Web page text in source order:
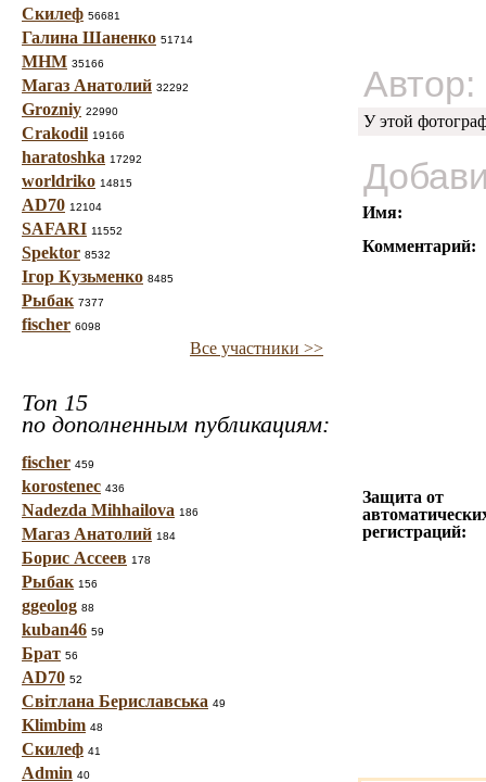
Скилеф 56681
Галина Шаненко 51714
МНМ 35166
Магаз Анатолий 32292
Grozniy 22990
Crakodil 19166
haratoshka 17292
worldriko 14815
AD70 12104
SAFARI 11552
Spektor 8532
Ігор Кузьменко 8485
Рыбак 7377
fischer 6098
Все участники >>
Топ 15
по дополненным публикациям:
fischer 459
korostenec 436
Nadezda Mihhailova 186
Магаз Анатолий 184
Борис Ассеев 178
Рыбак 156
ggeolog 88
kuban46 59
Брат 56
AD70 52
Світлана Бериславська 49
Klimbim 48
Скилеф 41
Admin 40
Автор:
У этой
Имя:
Комментарий:
Защита от
регистраций: